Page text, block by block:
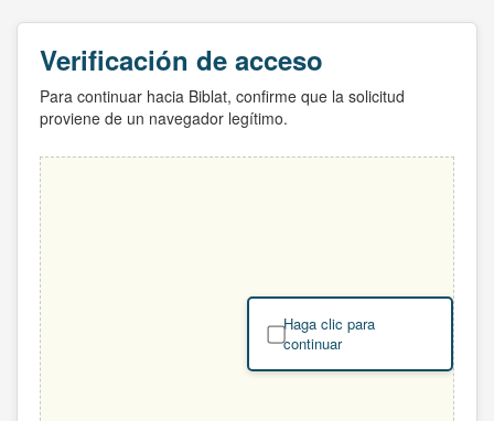
Verificación de acceso
Para continuar hacia Biblat, confirme que la solicitud
proviene de un navegador legítimo.
Haga clic para
continuar